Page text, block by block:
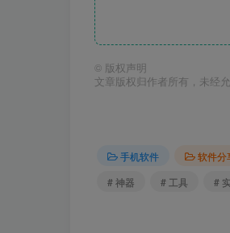
© 版权声明
文章版权归作者所有，未经允
手机软件
软件分
# 神器
# 工具 #